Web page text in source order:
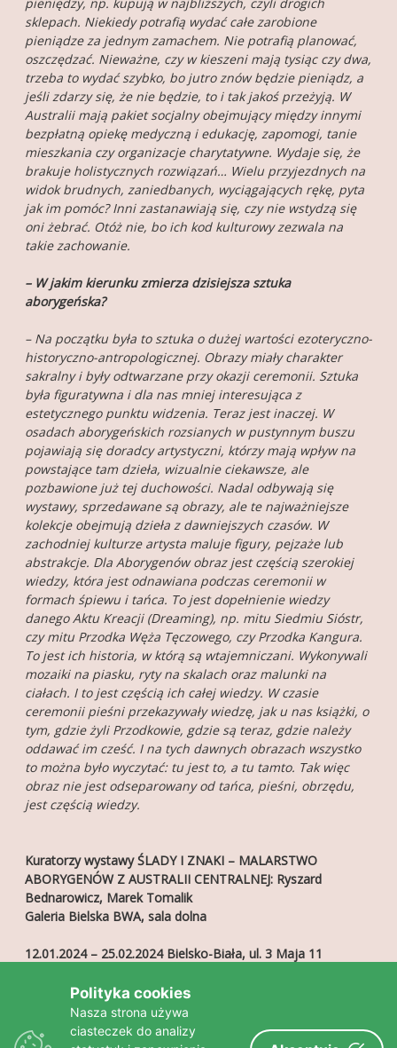
sklepach. Niekiedy potrafią wydać całe zarobione
pieniądze za jednym zamachem. Nie potrafią planować,
oszczędzać. Nieważne, czy w kieszeni mają tysiąc czy dwa,
trzeba to wydać szybko, bo jutro znów będzie pieniądz, a
jeśli zdarzy się, że nie będzie, to i tak jakoś przeżyją. W
Australii mają pakiet socjalny obejmujący między innymi
bezpłatną opiekę medyczną i edukację, zapomogi, tanie
mieszkania czy organizacje charytatywne. Wydaje się, że
brakuje holistycznych rozwiązań… Wielu przyjezdnych na
widok brudnych, zaniedbanych, wyciągających rękę, pyta
jak im pomóc? Inni zastanawiają się, czy nie wstydzą się
oni żebrać. Otóż nie, bo ich kod kulturowy zezwala na
takie zachowanie.
– W jakim kierunku zmierza dzisiejsza sztuka
aborygeńska?
– Na początku była to sztuka o dużej wartości ezoteryczno-
historyczno-antropologicznej. Obrazy miały charakter
sakralny i były odtwarzane przy okazji ceremonii. Sztuka
była figuratywna i dla nas mniej interesująca z
estetycznego punktu widzenia. Teraz jest inaczej. W
osadach aborygeńskich rozsianych w pustynnym buszu
pojawiają się doradcy artystyczni, którzy mają wpływ na
powstające tam dzieła, wizualnie ciekawsze, ale
pozbawione już tej duchowości. Nadal odbywają się
wystawy, sprzedawane są obrazy, ale te najważniejsze
kolekcje obejmują dzieła z dawniejszych czasów. W
zachodniej kulturze artysta maluje figury, pejzaże lub
abstrakcje. Dla Aborygenów obraz jest częścią szerokiej
wiedzy, która jest odnawiana podczas ceremonii w
formach śpiewu i tańca. To jest dopełnienie wiedzy
danego Aktu Kreacji (Dreaming), np. mitu Siedmiu Sióstr,
czy mitu Przodka Węża Tęczowego, czy Przodka Kangura.
To jest ich historia, w którą są wtajemniczani. Wykonywali
mozaiki na piasku, ryty na skalach oraz malunki na
ciałach. I to jest częścią ich całej wiedzy. W czasie
ceremonii pieśni przekazywały wiedzę, jak u nas książki, o
tym, gdzie żyli Przodkowie, gdzie są teraz, gdzie należy
oddawać im cześć. I na tych dawnych obrazach wszystko
to można było wyczytać: tu jest to, a tu tamto. Tak więc
obraz nie jest odseparowany od tańca, pieśni, obrzędu,
jest częścią wiedzy.
Kuratorzy wystawy ŚLADY I ZNAKI – MALARSTWO
ABORYGENÓW Z AUSTRALII CENTRALNEJ: Ryszard
Bednarowicz, Marek Tomalik
Galeria Bielska BWA, sala dolna
12.01.2024 – 25.02.2024 Bielsko-Biała, ul. 3 Maja 11
Wernisaż i oprowadzanie kuratorskie Marka Tomalika
piątek, 12 stycznia 2024 roku o godz. 18.00
Polityka cookies
Nasza strona używa
ciasteczek do analizy